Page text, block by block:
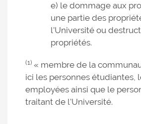
e) le dommage aux
une partie des
l'Université ou
propriétés.
(1) « membre de la
ici les personnes étudiantes,
employées ainsi que le
traitant de l'Université.